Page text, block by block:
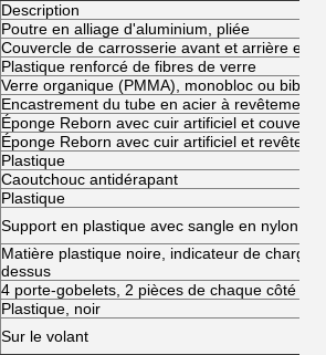
Description
Poutre en alliage d'aluminium, pliée
Couvercle de carrosserie avant et arrière en
Plastique renforcé de fibres de verre
Verre organique (PMMA), monobloc ou bibloc
Encastrement du tube en acier à revêtement
Éponge Reborn avec cuir artificiel et
Éponge Reborn avec cuir artificiel et
Plastique
Caoutchouc antidérapant
Plastique
Support en plastique avec sangle en nylon
Matière plastique noire, indicateur de charge
dessus
4 porte-gobelets, 2 pièces de chaque côté
Plastique, noir
Sur le volant